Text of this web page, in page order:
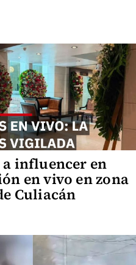
influencer en
en vivo en zona
Culiacán